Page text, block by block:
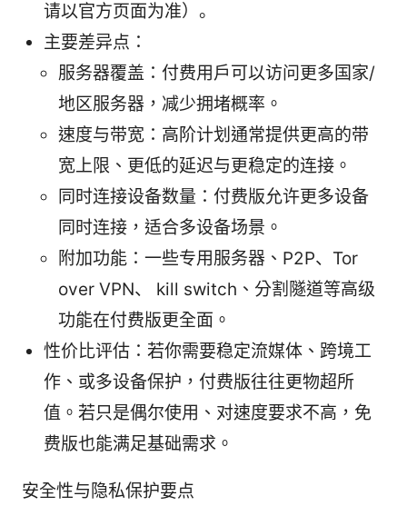
请以官方页面为准）。
主要差异点：
服务器覆盖：付费用户可以访问更多国家/
地区服务器，减少拥堵概率。
速度与带宽：高阶计划通常提供更高的带
宽上限、更低的延迟与更稳定的连接。
同时连接设备数量：付费版允许更多设备
同时连接，适合多设备场景。
附加功能：一些专用服务器、P2P、Tor
over VPN、 kill switch、分割隧道等高级
功能在付费版更全面。
性价比评估：若你需要稳定流媒体、跨境工
作、或多设备保护，付费版往往更物超所
值。若只是偶尔使用、对速度要求不高，免
费版也能满足基础需求。
安全性与隐私保护要点